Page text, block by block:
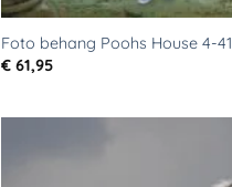
Foto behang Poohs House 4-
€61,95